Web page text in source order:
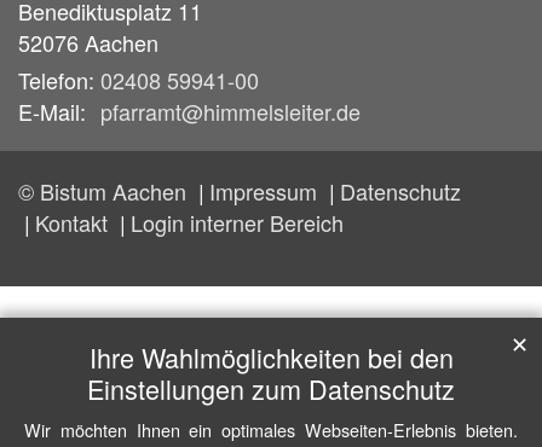
Benediktusplatz 11
52076Aachen
Telefon: 02408 59941-00
E-Mail: pfarramt@himmelsleiter.de
© Bistum Aachen Impressum
Datenschutz
Kontakt
Login interner Bereich
Ihre Wahlmöglichkeiten bei den
Einstellungen zum Datenschutz
Wir möchten Ihnen ein optimales Webseiten-Erlebnis bieten.
✕